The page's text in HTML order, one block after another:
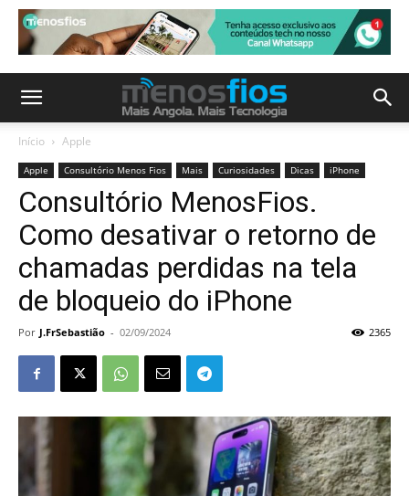
Início Apple
Apple Consultório Menos Fios Mais Curiosidades Dicas iPhone
Consultório MenosFios.
Como desativar o retorno de
chamadas perdidas na tela
de bloqueio do iPhone
Por J.FrSebastião - 02/09/2024 2365